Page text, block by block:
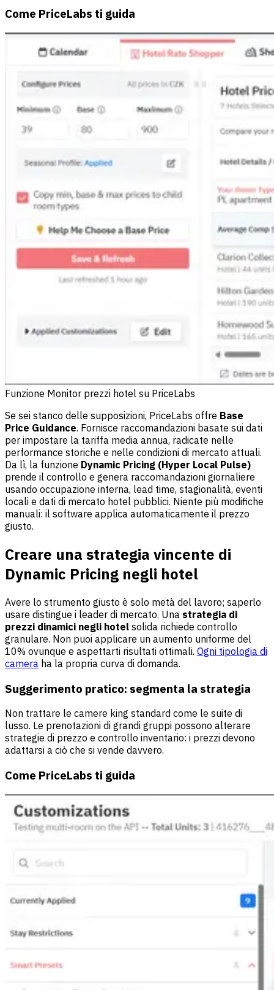
Come PriceLabs ti guida
Funzione Monitor prezzi hotel su PriceLabs
Se sei stanco delle supposizioni, PriceLabs offre Base
Price Guidance. Fornisce raccomandazioni basate sui dati
per impostare la tariffa media annua, radicate nelle
performance storiche e nelle condizioni di mercato attuali.
Da lì, la funzione Dynamic Pricing (Hyper Local Pulse)
prende il controllo e genera raccomandazioni giornaliere
usando occupazione interna, lead time, stagionalità, eventi
locali e dati di mercato hotel pubblici. Niente più modifiche
manuali: il software applica automaticamente il prezzo
giusto.
Creare una strategia vincente di
Dynamic Pricing negli hotel
Avere lo strumento giusto è solo metà del lavoro; saperlo
usare distingue i leader di mercato. Una strategia di
prezzi dinamici negli hotel solida richiede controllo
granulare. Non puoi applicare un aumento uniforme del
10% ovunque e aspettarti risultati ottimali. Ogni tipologia di
camera ha la propria curva di domanda.
Suggerimento pratico: segmenta la strategia
Non trattare le camere king standard come le suite di
lusso. Le prenotazioni di grandi gruppi possono alterare
strategie di prezzo e controllo inventario: i prezzi devono
adattarsi a ciò che si vende davvero.
Come PriceLabs ti guida